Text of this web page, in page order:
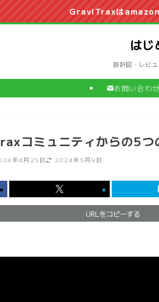
GraviTraxはamazon
は
設計図・レビ
お問い合わ
コミュニティからの5つ
年4月25日 2024年5月9日
URLをコピーする